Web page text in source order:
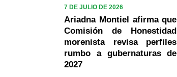
7 DE JULIO DE 2026
Ariadna Montiel afirma que
Comisión de Honestidad
morenista revisa perfiles
rumbo a gubernaturas de
2027